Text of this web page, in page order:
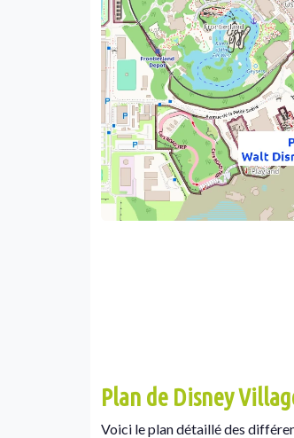
Plan de Disney
Voici le plan détaillé des